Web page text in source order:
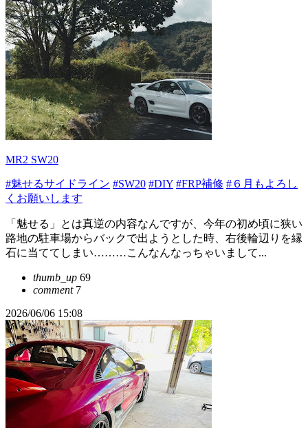
MR2 SW20
#魅せるサイドライン #SW20 #DIY #FRP補修 #６月もよろし
くお願いします
「魅せる」とは真逆の内容なんですが、今年の初め頃に狭い
路地の駐車場からバックで出ようとした時、右後輪辺りを縁
石に当ててしまい………こんなんなっちゃいまして...
thumb_up 69
comment7
2026/06/06 15:08